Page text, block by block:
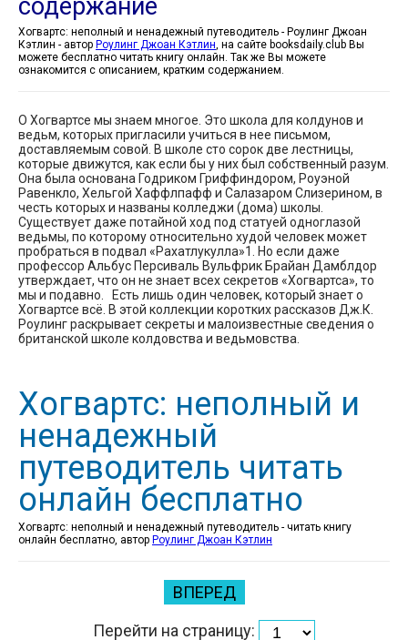
содержание
Хогвартс: неполный и ненадежный путеводитель - Роулинг Джоан
Кэтлин - автор Роулинг Джоан Кэтлин , на сайте booksdaily.club Вы
можете бесплатно читать книгу онлайн. Так же Вы можете
ознакомится с описанием, кратким содержанием.
О Хогвартсе мы знаем многое. Это школа для колдунов и
ведьм, которых пригласили учиться в нее письмом,
доставляемым совой. В школе сто сорок две лестницы,
которые движутся, как если бы у них был собственный разум.
Она была основана Годриком Гриффиндором, Роуэной
Равенкло, Хельгой Хаффлпафф и Салазаром Слизерином, в
честь которых и названы колледжи (дома) школы.
Существует даже потайной ход под статуей одноглазой
ведьмы, по которому относительно худой человек может
пробраться в подвал «Рахатлукулла»1. Но если даже
профессор Альбус Персиваль Вульфрик Брайан Дамблдор
утверждает, что он не знает всех секретов «Хогвартса», то
мы и подавно. Есть лишь один человек, который знает о
Хогвартсе всё. В этой коллекции коротких рассказов Дж.К.
Роулинг раскрывает секреты и малоизвестные сведения о
британской школе колдовства и ведьмовства.
Хогвартс: неполный и
ненадежный
путеводитель читать
онлайн бесплатно
Хогвартс: неполный и ненадежный путеводитель - читать книгу
онлайн бесплатно, автор Роулинг Джоан Кэтлин
ВПЕРЕД
Перейти на страницу: